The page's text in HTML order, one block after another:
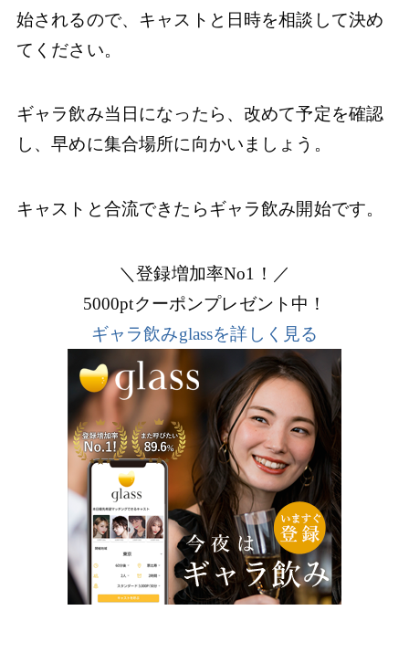
始されるので、キャストと日時を相談して決め
てください。
ギャラ飲み当日になったら、改めて予定を確認
し、早めに集合場所に向かいましょう。
キャストと合流できたらギャラ飲み開始です。
＼登録増加率No1！／
5000ptクーポンプレゼント中！
ギャラ飲みglassを詳しく見る